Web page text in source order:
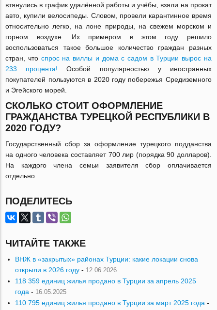
втянулись в график удалённой работы и учёбы, взяли на прокат
авто, купили велосипеды. Словом, провели карантинное время
относительно легко, на лоне природы, на свежем морском и
горном воздухе. Их примером в этом году решило
воспользоваться такое большое количество граждан разных
стран, что спрос на виллы и дома с садом в Турции вырос на
233 процента! Особой популярностью у иностранных
покупателей пользуются в 2020 году побережья Средиземного
и Эгейского морей.
СКОЛЬКО СТОИТ ОФОРМЛЕНИЕ
ГРАЖДАНСТВА ТУРЕЦКОЙ РЕСПУБЛИКИ В
2020 ГОДУ?
Государственный сбор за оформление турецкого подданства
на одного человека составляет 700 лир (порядка 90 долларов).
На каждого члена семьи заявителя сбор оплачивается
отдельно.
ПОДЕЛИТЕСЬ
ЧИТАЙТЕ ТАКЖЕ
ВНЖ в «закрытых» районах Турции: какие локации снова
открыли в 2026 году - 12.06.2026
118 359 единиц жилья продано в Турции за апрель 2025
года - 16.05.2025
110 795 единиц жилья продано в Турции за март 2025 года -